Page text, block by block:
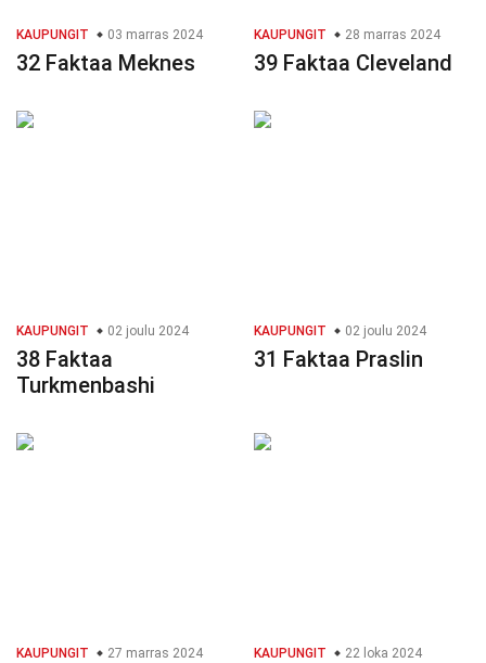
KAUPUNGIT 03 marras 2024
32 Faktaa Meknes
KAUPUNGIT 28 marras 2024
39 Faktaa Cleveland
KAUPUNGIT 02 joulu 2024
38 Faktaa
Turkmenbashi
KAUPUNGIT 02 joulu 2024
31 Faktaa Praslin
KAUPUNGIT 27 marras 2024 KAUPUNGIT 22 loka 2024